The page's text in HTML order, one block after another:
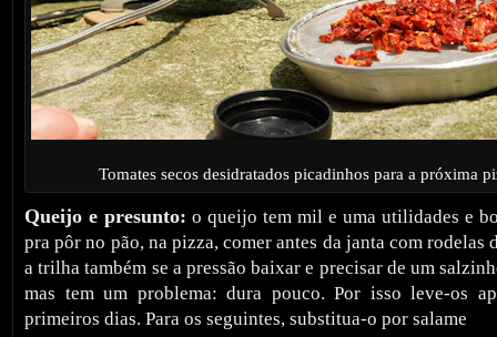
Tomates secos desidratados picadinhos para a próxima
Queijo e presunto: o queijo tem mil e uma utilidades e
pra pôr no pão, na pizza, comer antes da janta com rodelas
a trilha também se a pressão baixar e precisar de um
mas tem um problema: dura pouco. Por isso leve-os
primeiros dias. Para os seguintes, substitua-o por salame